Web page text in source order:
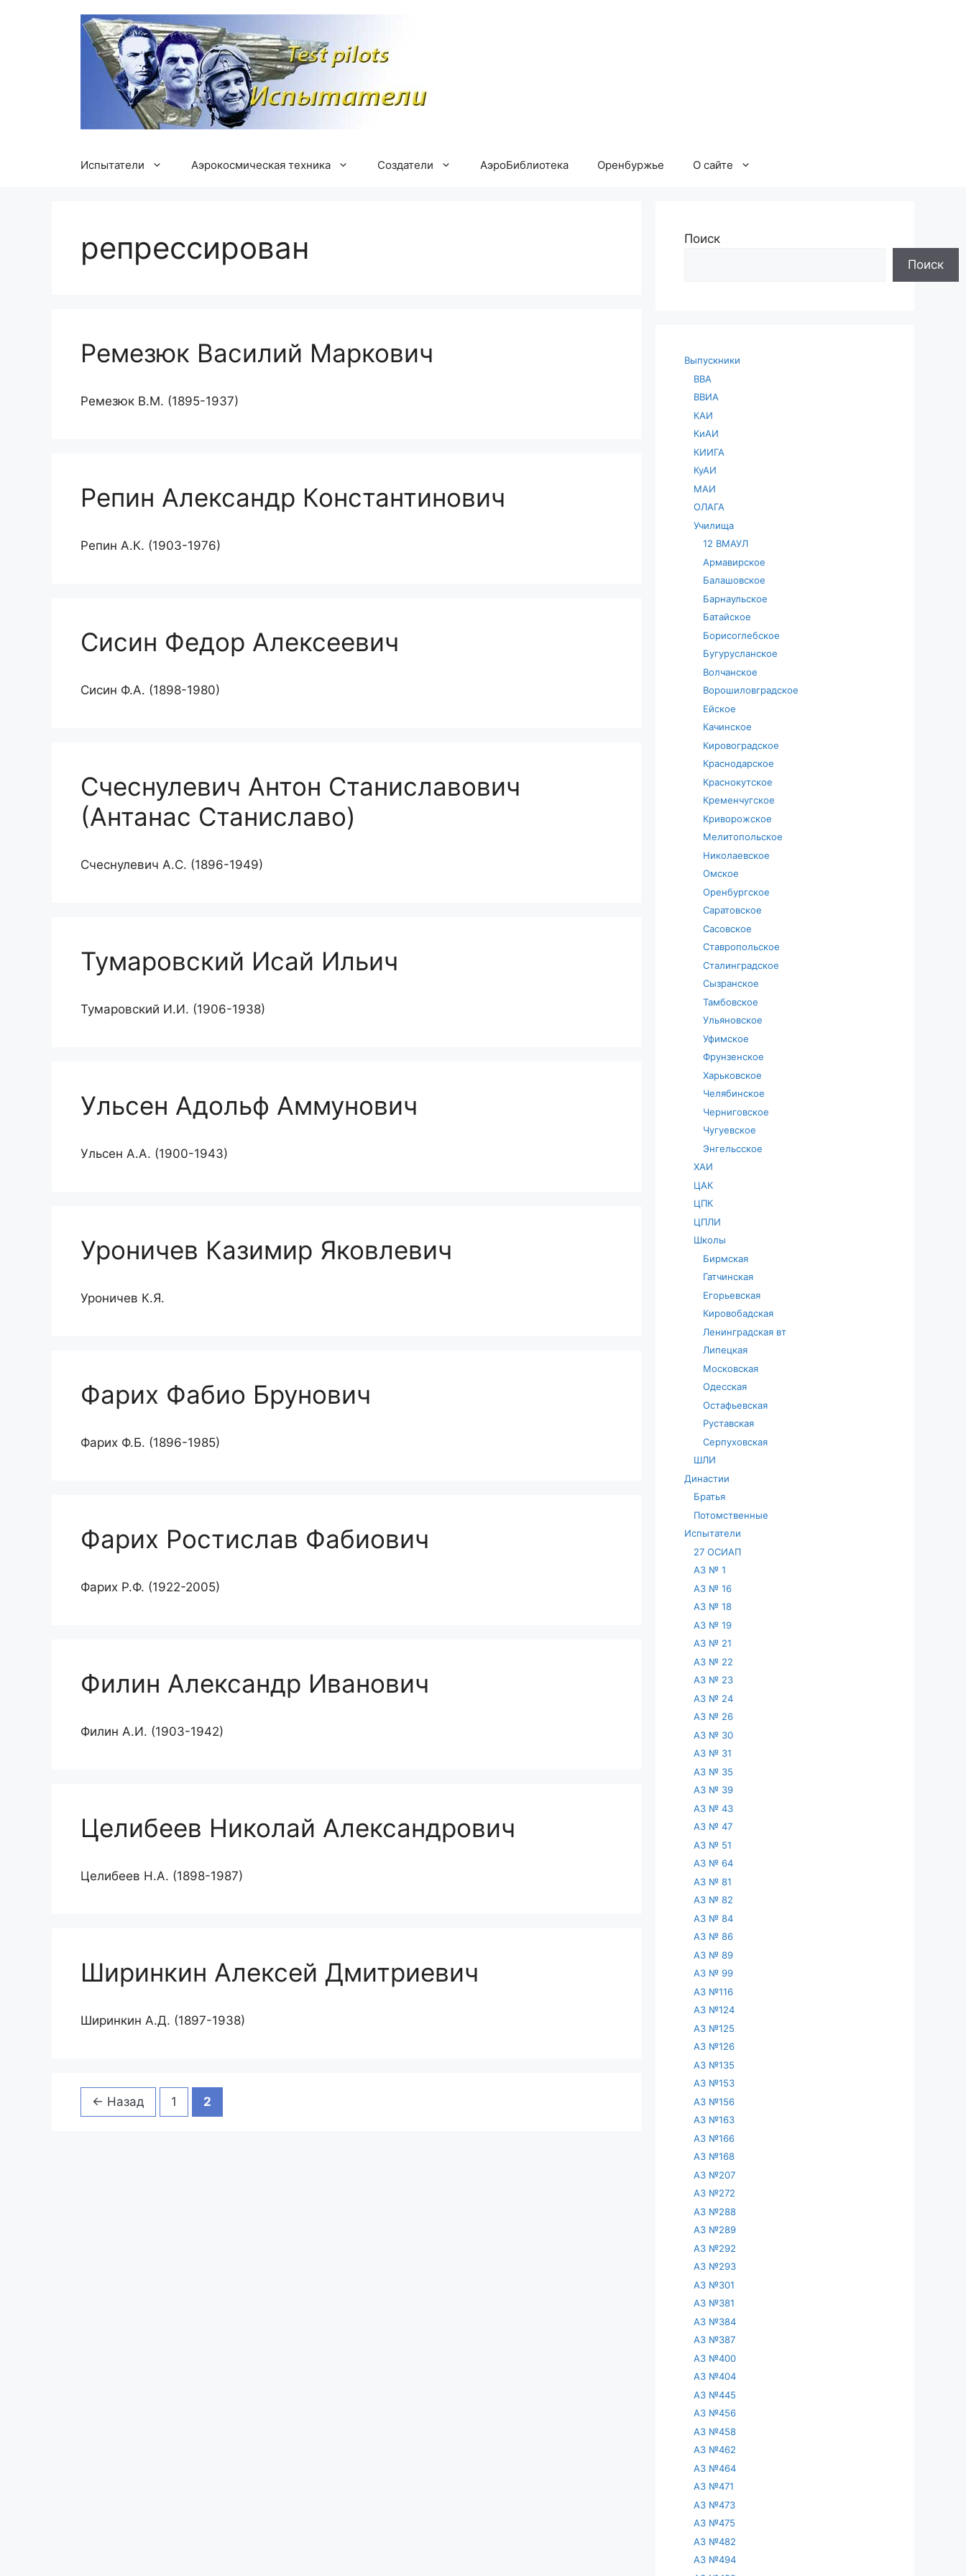
Испытатели Аэрокосмическая техника Создатели АэроБиблиотека Оренбуржье О сайте
репрессирован
Ремезюк Василий Маркович
Ремезюк В.М. (1895-1937)
Репин Александр Константинович
Репин А.К. (1903-1976)
Сисин Федор Алексеевич
Сисин Ф.А. (1898-1980)
Счеснулевич Антон Станиславович
(Антанас Станиславо)
Счеснулевич А.С. (1896-1949)
Тумаровский Исай Ильич
Тумаровский И.И. (1906-1938)
Ульсен Адольф Аммунович
Ульсен А.А. (1900-1943)
Уроничев Казимир Яковлевич
Уроничев К.Я.
Фарих Фабио Брунович
Фарих Ф.Б. (1896-1985)
Фарих Ростислав Фабиович
Фарих Р.Ф. (1922-2005)
Филин Александр Иванович
Филин А.И. (1903-1942)
Целибеев Николай Александрович
Целибеев Н.А. (1898-1987)
Ширинкин Алексей Дмитриевич
Ширинкин А.Д. (1897-1938)
← Назад Страница
1 Страница
2
Поиск
Поиск
Выпускники
ВВА
ВВИА
КАИ
КиАИ
КИИГА
КуАИ
МАИ
ОЛАГА
Училища
12 ВМАУЛ
Армавирское
Балашовское
Барнаульское
Батайское
Борисоглебское
Бугурусланское
Волчанское
Ворошиловградское
Ейское
Качинское
Кировоградское
Краснодарское
Краснокутское
Кременчугское
Криворожское
Мелитопольское
Николаевское
Омское
Оренбургское
Саратовское
Сасовское
Ставропольское
Сталинградское
Сызранское
Тамбовское
Ульяновское
Уфимское
Фрунзенское
Харьковское
Челябинское
Черниговское
Чугуевское
Энгельсское
ХАИ
ЦАК
ЦПК
ЦПЛИ
Школы
Бирмская
Гатчинская
Егорьевская
Кировобадская
Ленинградская вт
Липецкая
Московская
Одесская
Остафьевская
Руставская
Серпуховская
ШЛИ
Династии
Братья
Потомственные
Испытатели
27 ОСИАП
АЗ № 1
АЗ № 16
АЗ № 18
АЗ № 19
АЗ № 21
АЗ № 22
АЗ № 23
АЗ № 24
АЗ № 26
АЗ № 30
АЗ № 31
АЗ № 35
АЗ № 39
АЗ № 43
АЗ № 47
АЗ № 51
АЗ № 64
АЗ № 81
АЗ № 82
АЗ № 84
АЗ № 86
АЗ № 89
АЗ № 99
АЗ №116
АЗ №124
АЗ №125
АЗ №126
АЗ №135
АЗ №153
АЗ №156
АЗ №163
АЗ №166
АЗ №168
АЗ №207
АЗ №272
АЗ №288
АЗ №289
АЗ №292
АЗ №293
АЗ №301
АЗ №381
АЗ №384
АЗ №387
АЗ №400
АЗ №404
АЗ №445
АЗ №456
АЗ №458
АЗ №462
АЗ №464
АЗ №471
АЗ №473
АЗ №475
АЗ №482
АЗ №494